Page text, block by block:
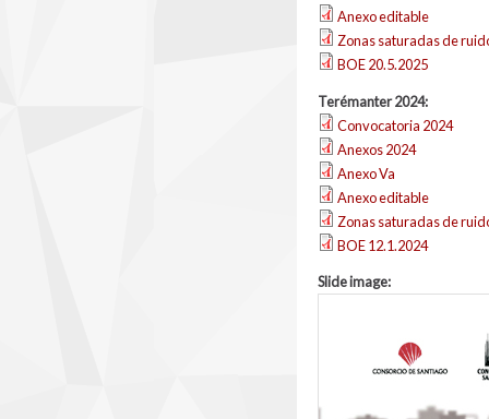
Anexo editable
Zonas saturadas de
BOE 20.5.2025
Terémanter 2024:
Convocatoria 2024
Anexos 2024
Anexo Va
Anexo editable
Zonas saturadas de
BOE 12.1.2024
Slide image: